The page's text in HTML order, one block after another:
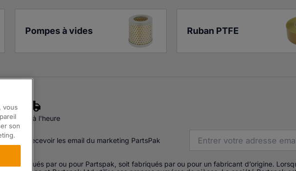
Pompes à vides Ruban PTFE
Livraison à l'heure
de recevoir les email du marketing PartsPak
fabriqués par ou pour Partspak, soit fabriqués par ou pour un fabricant d’origine.
vous
son